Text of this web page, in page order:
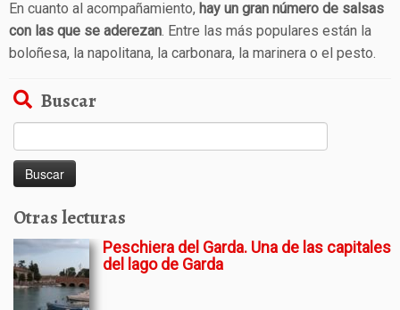
En cuanto al acompañamiento, hay un gran número de salsas
con las que se aderezan. Entre las más populares están la
boloñesa, la napolitana, la carbonara, la marinera o el pesto.
Buscar
Otras lecturas
Peschiera del Garda. Una de las capitales
del lago de Garda